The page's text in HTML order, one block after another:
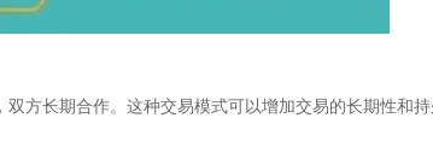
长期合作。这种交易模式可以增加交易的长期性和持